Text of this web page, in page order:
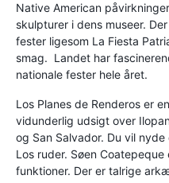
Native American
skulpturer i dens museer.
fester ligesom La Fiesta
smag. Landet har
nationale fester hele året.
Los Planes de Renderos er
vidunderlig udsigt over
og San Salvador. Du vil
Los ruder. Søen
funktioner. Der er talrige